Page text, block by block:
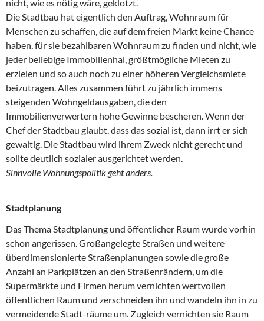
nicht, wie es nötig wäre, geklotzt.
Die Stadtbau hat eigentlich den Auftrag, Wohnraum für
Menschen zu schaffen, die auf dem freien Markt keine Chance
haben, für sie bezahlbaren Wohnraum zu finden und nicht, wie
jeder beliebige Immobilienhai, größtmögliche Mieten zu
erzielen und so auch noch zu einer höheren Vergleichsmiete
beizutragen. Alles zusammen führt zu jährlich immens
steigenden Wohngeldausgaben, die den
Immobilienverwertern hohe Gewinne bescheren. Wenn der
Chef der Stadtbau glaubt, dass das sozial ist, dann irrt er sich
gewaltig. Die Stadtbau wird ihrem Zweck nicht gerecht und
sollte deutlich sozialer ausgerichtet werden.
Sinnvolle Wohnungspolitik geht anders.
Stadtplanung
Das Thema Stadtplanung und öffentlicher Raum wurde vorhin
schon angerissen. Großangelegte Straßen und weitere
überdimensionierte Straßenplanungen sowie die große
Anzahl an Parkplätzen an den Straßenrändern, um die
Supermärkte und Firmen herum vernichten wertvollen
öffentlichen Raum und zerschneiden ihn und wandeln ihn in zu
vermeidende Stadt-räume um. Zugleich vernichten sie Raum